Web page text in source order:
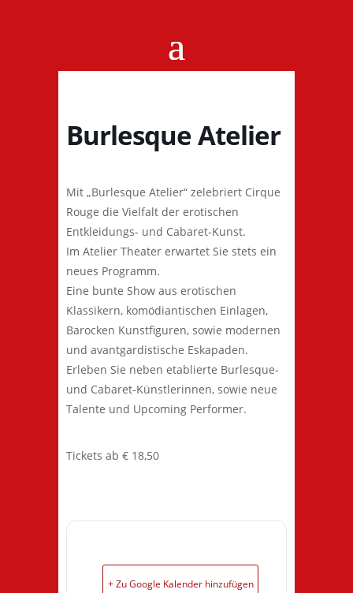
Burlesque Atelier
Mit „Burlesque Atelier“ zelebriert Cirque
Rouge die Vielfalt der erotischen
Entkleidungs- und Cabaret-Kunst.
Im Atelier Theater erwartet Sie stets ein
neues Programm.
Eine bunte Show aus erotischen
Klassikern, komödiantischen Einlagen,
Barocken Kunstfiguren, sowie modernen
und avantgardistische Eskapaden.
Erleben Sie neben etablierte Burlesque-
und Cabaret-Künstlerinnen, sowie neue
Talente und Upcoming Performer.
Tickets ab € 18,50
+ Zu Google Kalender hinzufügen